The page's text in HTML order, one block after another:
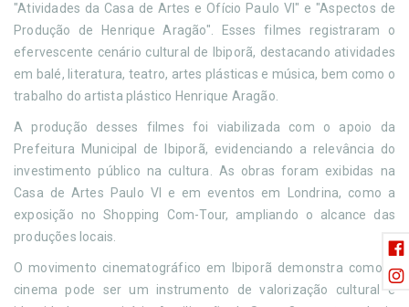
"Atividades da Casa de Artes e Ofício Paulo VI" e "Aspectos de
Produção de Henrique Aragão". Esses filmes registraram o
efervescente cenário cultural de Ibiporã, destacando atividades
em balé, literatura, teatro, artes plásticas e música, bem como o
trabalho do artista plástico Henrique Aragão.
A produção desses filmes foi viabilizada com o apoio da
Prefeitura Municipal de Ibiporã, evidenciando a relevância do
investimento público na cultura. As obras foram exibidas na
Casa de Artes Paulo VI e em eventos em Londrina, como a
exposição no Shopping Com-Tour, ampliando o alcance das
produções locais.
O movimento cinematográfico em Ibiporã demonstra como o
cinema pode ser um instrumento de valorização cultural e